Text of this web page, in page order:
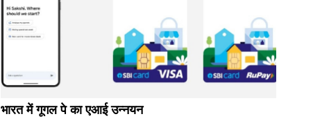
भारत में गूगल पे का एआई उन्नयन